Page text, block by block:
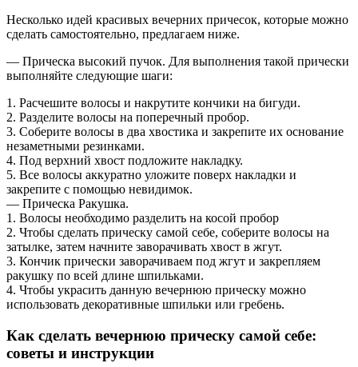
Несколько идей красивых вечерних причесок, которые можно
сделать самостоятельно, предлагаем ниже.
— Прическа высокий пучок. Для выполнения такой прически
выполняйте следующие шаги:
1. Расчешите волосы и накрутите кончики на бигуди.
2. Разделите волосы на поперечный пробор.
3. Соберите волосы в два хвостика и закрепите их основание
незаметными резинками.
4. Под верхний хвост подложите накладку.
5. Все волосы аккуратно уложите поверх накладки и
закрепите с помощью невидимок.
— Прическа Ракушка.
1. Волосы необходимо разделить на косой пробор
2. Чтобы сделать прическу самой себе, соберите волосы на
затылке, затем начните заворачивать хвост в жгут.
3. Кончик прически заворачиваем под жгут и закрепляем
ракушку по всей длине шпильками.
4. Чтобы украсить данную вечернюю прическу можно
использовать декоративные шпильки или гребень.
Как сделать вечернюю прическу самой себе:
советы и инструкции